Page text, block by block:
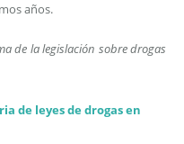
años.
de la legislación sobre drogas
de leyes de drogas en